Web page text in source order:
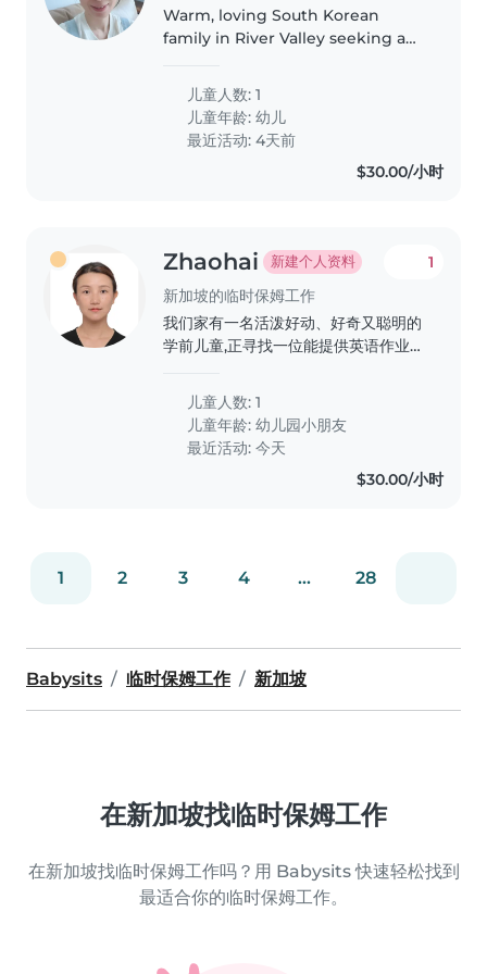
Warm, loving South Korean
family in River Valley seeking a
boy!Hello! We are a South
Korean family who has happily
called Singapore home for the
past..
儿童人数: 1
儿童年龄:幼儿
最近活动: 4天前
$30.00/小时
Zhaohai 新建个人资料
新加坡的临时保姆工作
1
我们家有一名活泼好动、好奇又聪明的
学前儿童,正寻找一位能提供英语作业辅
顾孩子,有意者请与我联系!
儿童人数: 1
儿童年龄:幼儿园小朋友
最近活动: 今天
$30.00/小时
1 2 3 4 ... 28
Babysits 临时保姆工作 新加坡
在新加坡找临时保姆工作
在新加坡找临时保姆工作吗？用 Babysits 快速轻松找到
最适合你的临时保姆工作。